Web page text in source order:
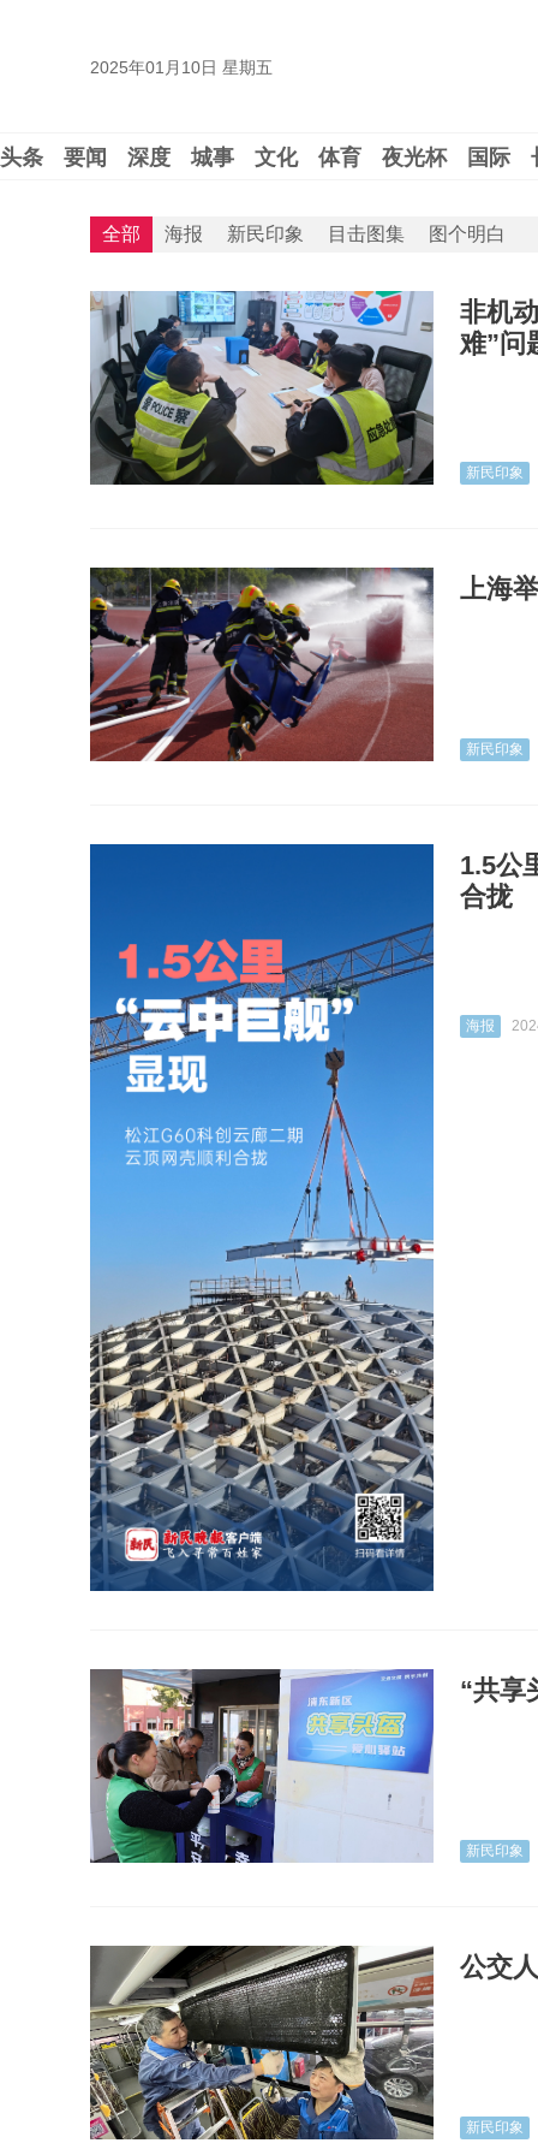
2025年01月10日 星期五
头条 要闻 深度 城事 文化 体育 夜光杯 国际
全部 海报 新民印象 目击图集 图个明白
非机
难”问
新民印象
上海
新民印象
1.5公
合拢
海报
“共享
新民印象
公交
新民印象